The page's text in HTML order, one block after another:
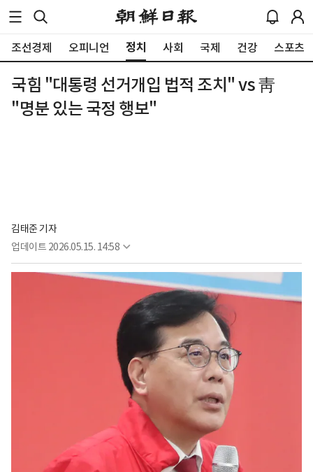
조선경제 오피니언 정치 사회 국제 건강 스포츠
국힘 "대통령 선거개입 법적 조치" vs 靑
"명분 있는 국정 행보"
김태준 기자
업데이트 2026.05.15. 14:58